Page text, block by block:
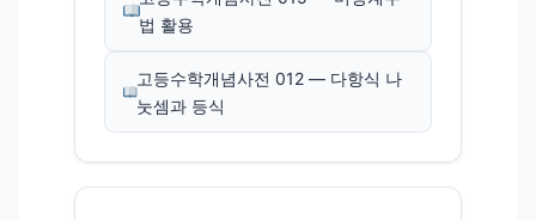
법 활용
고등수학개념사전 012 — 다항식 나
눗셈과 등식